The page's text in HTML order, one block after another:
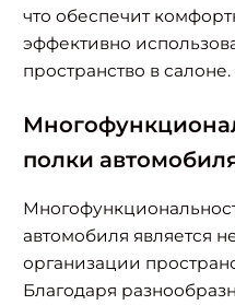
что обеспечит
эффективно
пространство в салоне.
полки
автомобиля является
организации
Благодаря